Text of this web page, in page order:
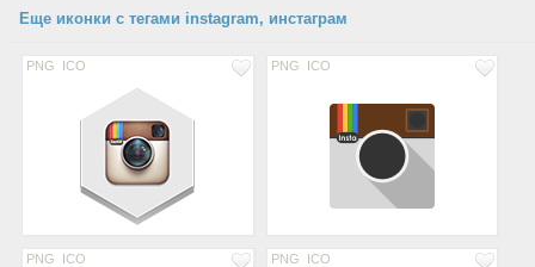
Еще иконки с тегами instagram, инстаграм
PNG ICO PNG ICO
PNG ICO PNG ICO